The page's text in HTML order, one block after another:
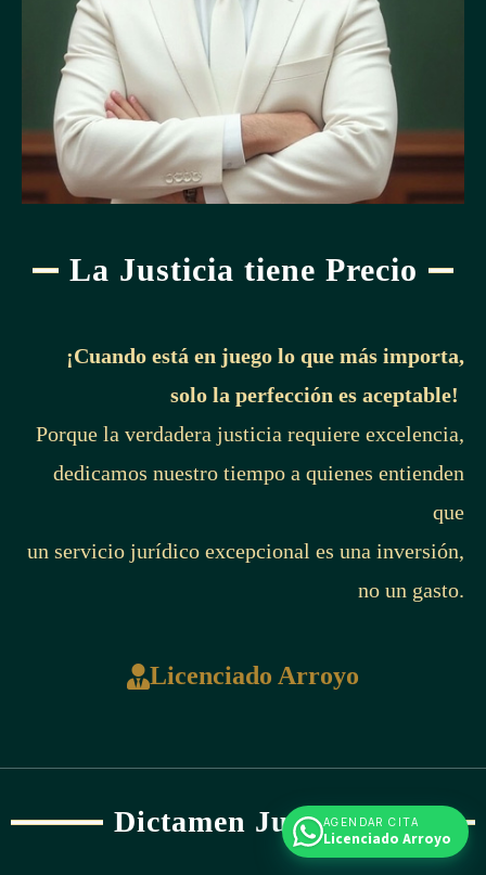
La Justicia tiene Precio
¡Cuando está en juego lo que más importa,
solo la perfección es aceptable!
Porque la verdadera justicia requiere excelencia,
dedicamos nuestro tiempo a quienes entienden
que
un servicio jurídico excepcional es una inversión,
no un gasto.
Licenciado Arroyo
Dictamen JurídicoAGENDAR CITA
Licenciado Arroyo